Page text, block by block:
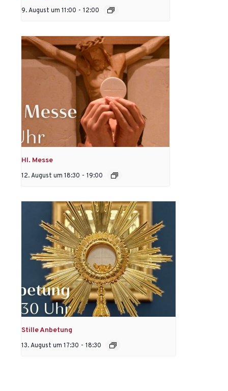
9. August um 11:00 - 12:00
Hl. Messe
12. August um 18:30 - 19:00
Stille Anbetung
13. August um 17:30 - 18:30